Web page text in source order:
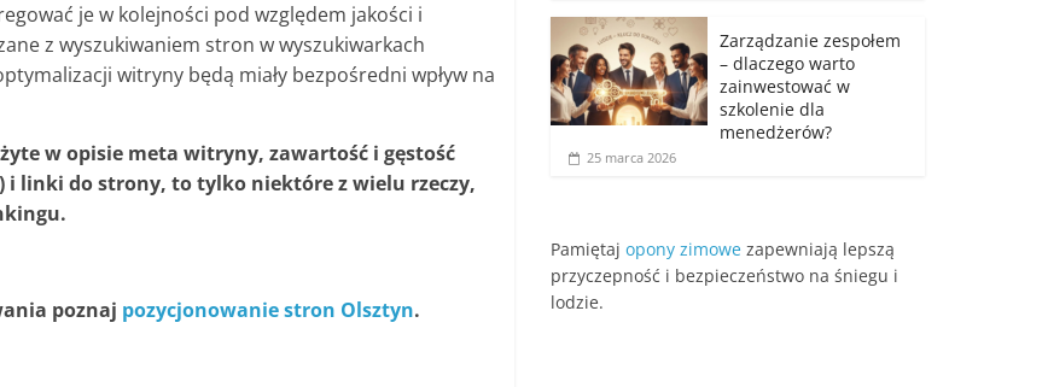
je w kolejności pod względem jakości i
z wyszukiwaniem stron w wyszukiwarkach
witryny będą miały bezpośredni wpływ na
w opisie meta witryny, zawartość i gęstość
linki do strony, to tylko niektóre z wielu rzeczy,
poznaj pozycjonowanie stron Olsztyn.
Zarządzanie zespołem
– dlaczego warto
zainwestować w
szkolenie dla
menedżerów?
25 marca 2026
Pamiętaj opony zimowe zapewniają lepszą
przyczepność i bezpieczeństwo na śniegu i
lodzie.